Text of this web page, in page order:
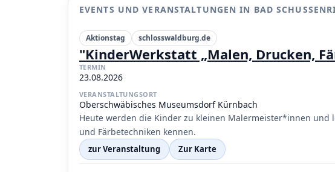
EVENTS UND VERANSTALTUNGEN IN BAD
Aktionstag schlosswaldburg.de
"KinderWerkstatt „Malen, Drucken,
TERMIN
23.08.2026
VERANSTALTUNGSORT
Oberschwäbisches Museumsdorf Kürnbach
Heute werden die Kinder zu kleinen Malermeister*innen und
und Färbetechniken kennen.
zur Veranstaltung Zur Karte